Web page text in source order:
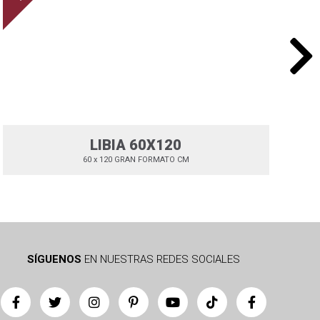
LIBIA 60X120
60 x 120 GRAN FORMATO CM
SÍGUENOS EN NUESTRAS REDES SOCIALES